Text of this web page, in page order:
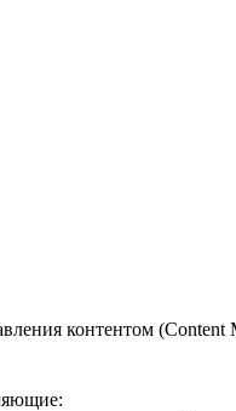
контентом (Content